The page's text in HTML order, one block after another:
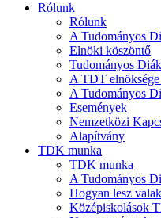
Rólunk
Rólunk
A Tudományos
Elnöki köszöntő
Tudományos
A TDT elnöksége
A Tudományos
Események
Nemzetközi
Alapítvány
TDK munka
TDK munka
A Tudományos
Hogyan lesz
Középiskolások